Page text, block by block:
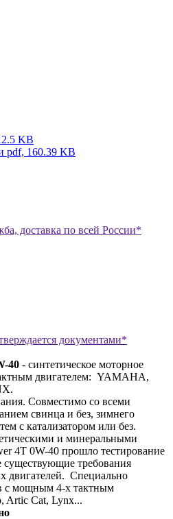
KB
pdf, 160.39 KB
доставка по всей России*
документами*
40 - синтетическое моторное
двигателем: YAMAHA,
Совместимо со всеми
свинца и без, зимнего
с катализатором или без.
и минеральными
4T 0W-40 прошло тестирование
существующие требования
двигателей. Специально
с мощным 4-х тактным
Artic Cat, Lynx...